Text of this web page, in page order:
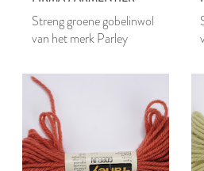
Streng groene gobelinwol
van het merk Parley